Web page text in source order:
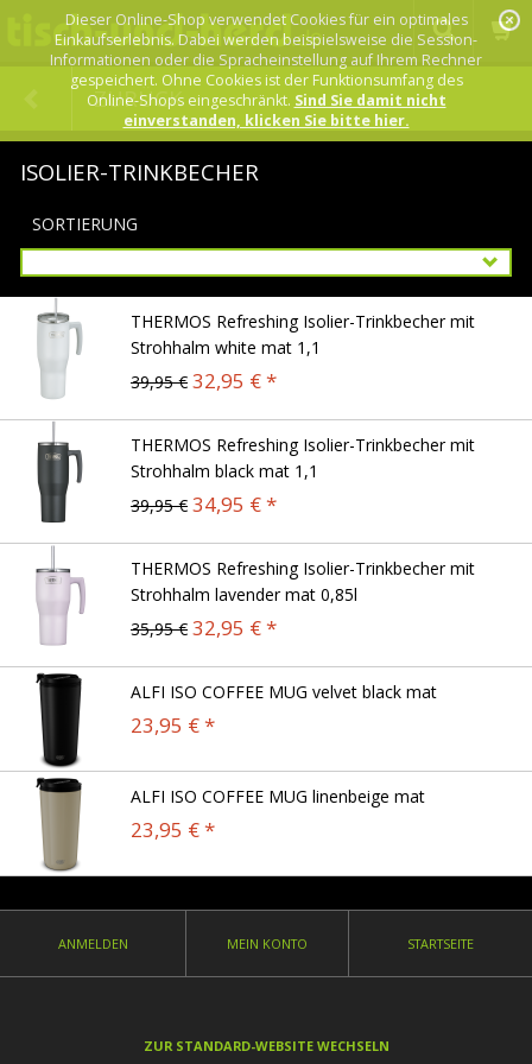
Dieser Online-Shop verwendet Cookies für ein optimales
Einkaufserlebnis. Dabei werden beispielsweise die Session-
Informationen oder die Spracheinstellung auf Ihrem Rechner
gespeichert. Ohne Cookies ist der Funktionsumfang des
Online-Shops eingeschränkt. Sind Sie damit nicht
einverstanden, klicken Sie bitte hier.
ZURÜCK
ISOLIER-TRINKBECHER
SORTIERUNG
THERMOS Refreshing Isolier-Trinkbecher mit
Strohhalm white mat 1,1
39,95 € 32,95 € *
THERMOS Refreshing Isolier-Trinkbecher mit
Strohhalm black mat 1,1
39,95 € 34,95 € *
THERMOS Refreshing Isolier-Trinkbecher mit
Strohhalm lavender mat 0,85l
35,95 € 32,95 € *
ALFI ISO COFFEE MUG velvet black mat
23,95 € *
ALFI ISO COFFEE MUG linenbeige mat
23,95 € *
ANMELDEN MEIN KONTO STARTSEITE
ZUR STANDARD-WEBSITE WECHSELN